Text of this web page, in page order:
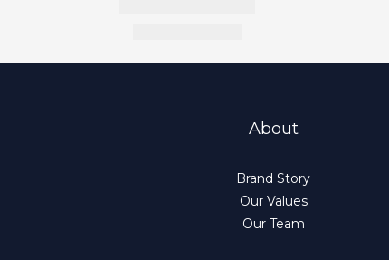
About
Brand Story
Our Values
Our Team